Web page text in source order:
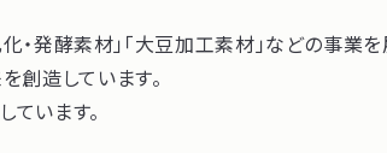
発酵素材」「大豆加工素材」などの事業
創造しています。
います。